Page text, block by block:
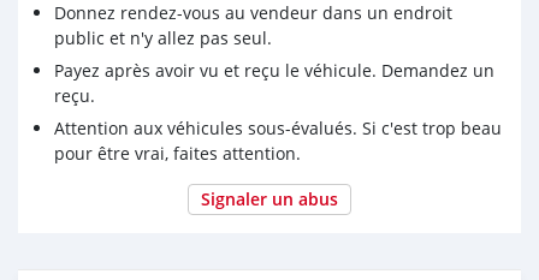
Donnez rendez-vous au vendeur dans un endroit
public et n'y allez pas seul.
Payez après avoir vu et reçu le véhicule. Demandez un
reçu.
Attention aux véhicules sous-évalués. Si c'est trop beau
pour être vrai, faites attention.
Signaler un abus